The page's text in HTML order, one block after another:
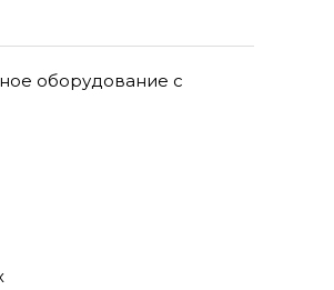
оборудование с